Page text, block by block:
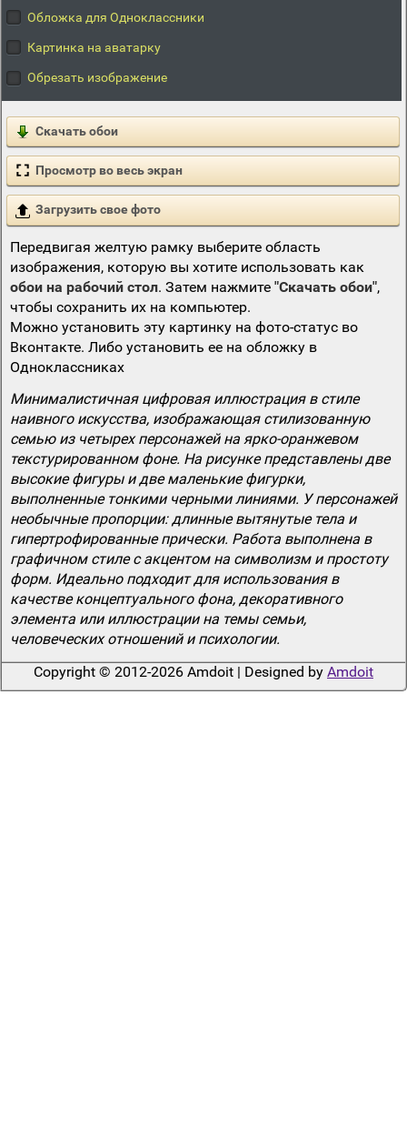
Обложка для Одноклассники
Картинка на аватарку
Обрезать изображение
Скачать обои
Просмотр во весь экран
Загрузить свое фото
Передвигая желтую рамку выберите область
изображения, которую вы хотите использовать как
обои на рабочий стол. Затем нажмите "Скачать обои",
чтобы сохранить их на компьютер.
Можно установить эту картинку на фото-статус во
Вконтакте. Либо установить ее на обложку в
Одноклассниках
Минималистичная цифровая иллюстрация в стиле
наивного искусства, изображающая стилизованную
семью из четырех персонажей на ярко-оранжевом
текстурированном фоне. На рисунке представлены две
высокие фигуры и две маленькие фигурки,
выполненные тонкими черными линиями. У персонажей
необычные пропорции: длинные вытянутые тела и
гипертрофированные прически. Работа выполнена в
графичном стиле с акцентом на символизм и простоту
форм. Идеально подходит для использования в
качестве концептуального фона, декоративного
элемента или иллюстрации на темы семьи,
человеческих отношений и психологии.
Copyright © 2012-2026 Amdoit | Designed by Amdoit